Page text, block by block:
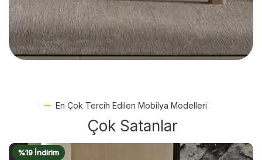
En Çok Tercih Edilen Mobilya Modelleri
Çok Satanlar
%18 İndirim